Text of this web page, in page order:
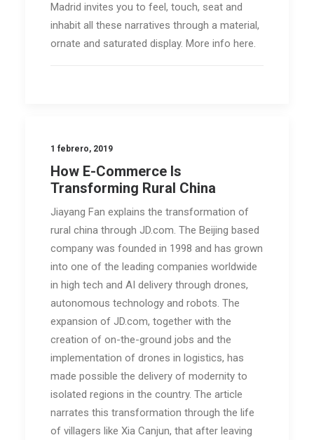
Madrid invites you to feel, touch, seat and
inhabit all these narratives through a material,
ornate and saturated display. More info here.
1 febrero, 2019
How E-Commerce Is
Transforming Rural China
Jiayang Fan explains the transformation of
rural china through JD.com. The Beijing based
company was founded in 1998 and has grown
into one of the leading companies worldwide
in high tech and AI delivery through drones,
autonomous technology and robots. The
expansion of JD.com, together with the
creation of on-the-ground jobs and the
implementation of drones in logistics, has
made possible the delivery of modernity to
isolated regions in the country. The article
narrates this transformation through the life
of villagers like Xia Canjun, that after leaving